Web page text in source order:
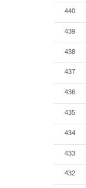
440
439
438
437
436
435
434
433
432